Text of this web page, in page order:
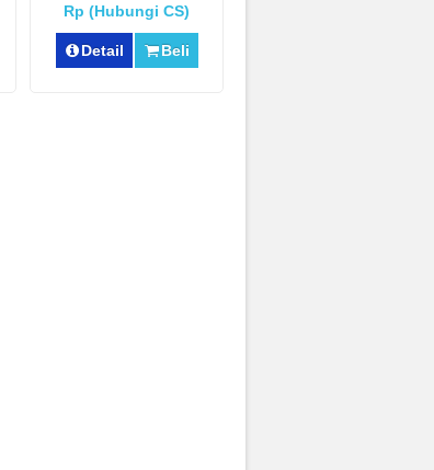
Rp (Hubungi CS)
Detail Beli